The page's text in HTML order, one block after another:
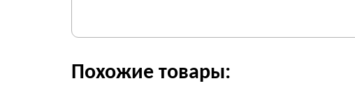
Похожие товары: